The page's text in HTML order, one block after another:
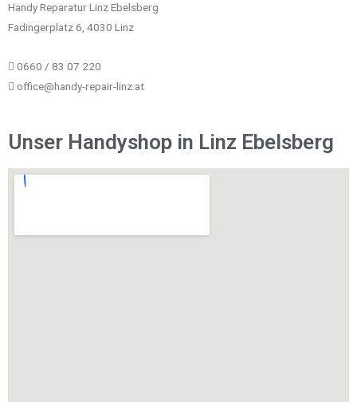
Handy Reparatur Linz Ebelsberg
Fadingerplatz 6, 4030 Linz
0660 / 83 07 220
office@handy-repair-linz.at
Unser Handyshop in Linz Ebelsberg